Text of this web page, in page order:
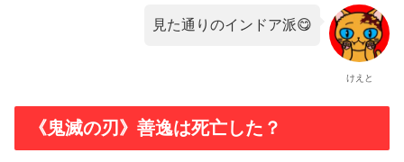
けえと
見た通りのインドア派😋
《鬼滅の刃》善逸は死亡した？